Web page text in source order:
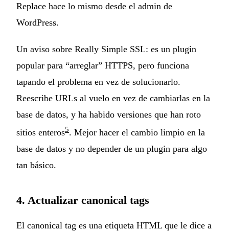
Replace hace lo mismo desde el admin de
WordPress.
Un aviso sobre Really Simple SSL: es un plugin
popular para “arreglar” HTTPS, pero funciona
tapando el problema en vez de solucionarlo.
Reescribe URLs al vuelo en vez de cambiarlas en la
base de datos, y ha habido versiones que han roto
sitios enteros5. Mejor hacer el cambio limpio en la
base de datos y no depender de un plugin para algo
tan básico.
4. Actualizar canonical tags
El canonical tag es una etiqueta HTML que le dice a